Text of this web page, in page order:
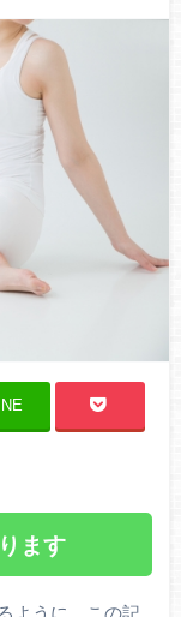
ます
ように、この記